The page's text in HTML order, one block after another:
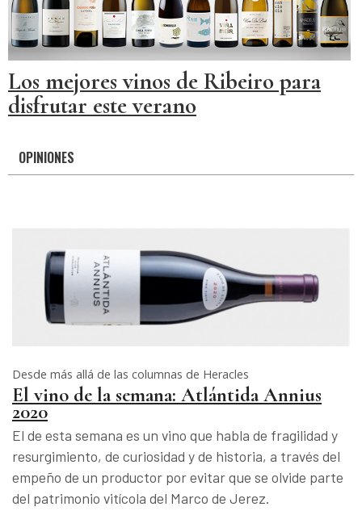
Los mejores vinos de Ribeiro para
disfrutar este verano
OPINIONES
Desde más allá de las columnas de Heracles
El vino de la semana: Atlántida Annius
2020
El de esta semana es un vino que habla de fragilidad y
resurgimiento, de curiosidad y de historia, a través del
empeño de un productor por evitar que se olvide parte
del patrimonio vitícola del Marco de Jerez.